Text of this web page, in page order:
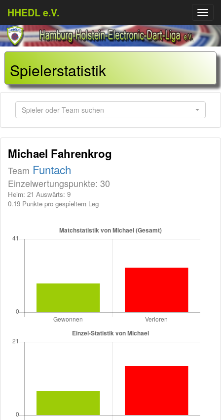
HHEDL e.V.
Menü
Spielerstatistik
Spieler oder Team suchen
Michael Fahrenkrog
Team Funtach
Einzelwertungspunkte: 30
Heim: 21 Auswärts: 9
0.19 Punkte pro gespieltem Leg